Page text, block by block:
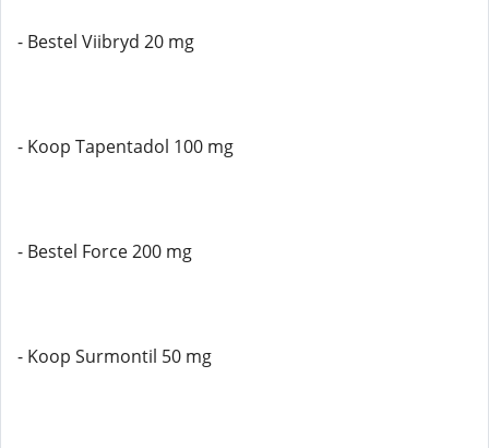
- Bestel Viibryd 20 mg
- Koop Tapentadol 100 mg
- Bestel Force 200 mg
- Koop Surmontil 50 mg